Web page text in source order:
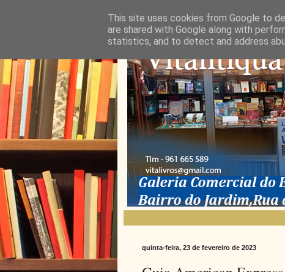
quinta-feira, 23 de fevereiro de 2023
This site uses cookies from Google to
are shared with Google along with
statistics, and to detect and address